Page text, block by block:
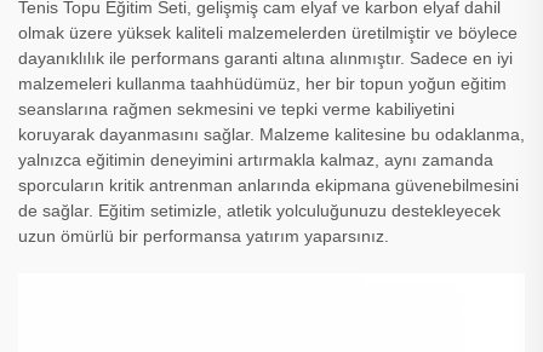
Tenis Topu Eğitim Seti, gelişmiş cam elyaf ve karbon elyaf dahil
olmak üzere yüksek kaliteli malzemelerden üretilmiştir ve böylece
dayanıklılık ile performans garanti altına alınmıştır. Sadece en iyi
malzemeleri kullanma taahhüdümüz, her bir topun yoğun eğitim
seanslarına rağmen sekmesini ve tepki verme kabiliyetini
koruyarak dayanmasını sağlar. Malzeme kalitesine bu odaklanma,
yalnızca eğitimin deneyimini artırmakla kalmaz, aynı zamanda
sporcuların kritik antrenman anlarında ekipmana güvenebilmesini
de sağlar. Eğitim setimizle, atletik yolculuğunuzu destekleyecek
uzun ömürlü bir performansa yatırım yaparsınız.